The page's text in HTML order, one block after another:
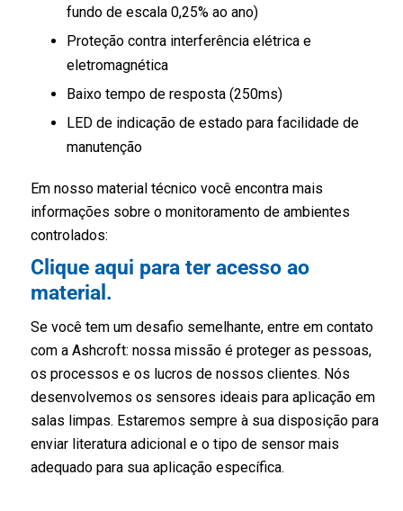
fundo de escala 0,25% ao ano)
Proteção contra interferência elétrica e
eletromagnética
Baixo tempo de resposta (250ms)
LED de indicação de estado para facilidade de
manutenção
Em nosso material técnico você encontra mais
informações sobre o monitoramento de ambientes
controlados:
Clique aqui para ter acesso ao
material.
Se você tem um desafio semelhante, entre em contato
com a Ashcroft: nossa missão é proteger as pessoas,
os processos e os lucros de nossos clientes. Nós
desenvolvemos os sensores ideais para aplicação em
salas limpas. Estaremos sempre à sua disposição para
enviar literatura adicional e o tipo de sensor mais
adequado para sua aplicação específica.